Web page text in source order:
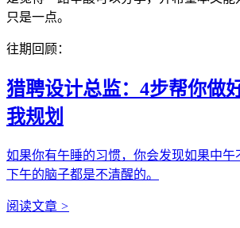
只是一点。
往期回顾：
猎聘设计总监：4步帮你做
我规划
如果你有午睡的习惯，你会发现如果中午
下午的脑子都是不清醒的。
阅读文章 >